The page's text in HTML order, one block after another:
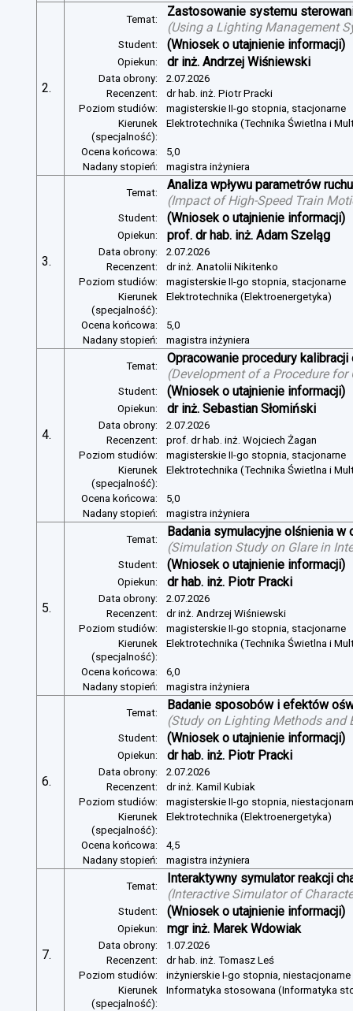
2.
Temat:
Zastosowanie systemu
(Using a Lighting Management
Student: (Wniosek o utajnienie informacji)
Opiekun: dr inż. Andrzej Wiśniewski
Data obrony:
2.07.2026
Recenzent:
dr hab. inż. Piotr Pracki
Poziom studiów:
magisterskie II-go stopnia, stacjonarne
Kierunek
(specjalność):
Elektrotechnika (Technika Świetlna i
Ocena końcowa:
5,0
Nadany stopień:
magistra inżyniera
3.
Temat:
Analiza wpływu parametrów
(Impact of High-Speed Train
Student: (Wniosek o utajnienie informacji)
Opiekun: prof. dr hab. inż. Adam Szeląg
Data obrony:
2.07.2026
Recenzent:
dr inż. Anatolii Nikitenko
Poziom studiów:
magisterskie II-go stopnia, stacjonarne
Kierunek
(specjalność):
Elektrotechnika (Elektroenergetyka)
Ocena końcowa:
5,0
Nadany stopień:
magistra inżyniera
4.
Temat:
Opracowanie procedury
(Development of a Procedure for
Student: (Wniosek o utajnienie informacji)
Opiekun: dr inż. Sebastian Słomiński
Data obrony:
2.07.2026
Recenzent:
prof. dr hab. inż. Wojciech Żagan
Poziom studiów:
magisterskie II-go stopnia, stacjonarne
Kierunek
(specjalność):
Elektrotechnika (Technika Świetlna i
Ocena końcowa:
5,0
Nadany stopień:
magistra inżyniera
5.
Temat:
Badania symulacyjne olśnienia
(Simulation Study on Glare in
Student: (Wniosek o utajnienie informacji)
Opiekun: dr hab. inż. Piotr Pracki
Data obrony:
2.07.2026
Recenzent:
dr inż. Andrzej Wiśniewski
Poziom studiów:
magisterskie II-go stopnia, stacjonarne
Kierunek
(specjalność):
Elektrotechnika (Technika Świetlna i
Ocena końcowa:
6,0
Nadany stopień:
magistra inżyniera
6.
Temat:
Badanie sposobów i efektów
(Study on Lighting Methods and
Student: (Wniosek o utajnienie informacji)
Opiekun: dr hab. inż. Piotr Pracki
Data obrony:
2.07.2026
Recenzent:
dr inż. Kamil Kubiak
Poziom studiów:
magisterskie II-go stopnia,
Kierunek
(specjalność):
Elektrotechnika (Elektroenergetyka)
Ocena końcowa:
4,5
Nadany stopień:
magistra inżyniera
7.
Temat:
Interaktywny symulator reakcji
(Interactive Simulator of
Student: (Wniosek o utajnienie informacji)
Opiekun: mgr inż. Marek Wdowiak
Data obrony:
1.07.2026
Recenzent:
dr hab. inż. Tomasz Leś
Poziom studiów:
inżynierskie I-go stopnia, niestacjonarne
Kierunek
(specjalność):
Informatyka stosowana (Informatyka